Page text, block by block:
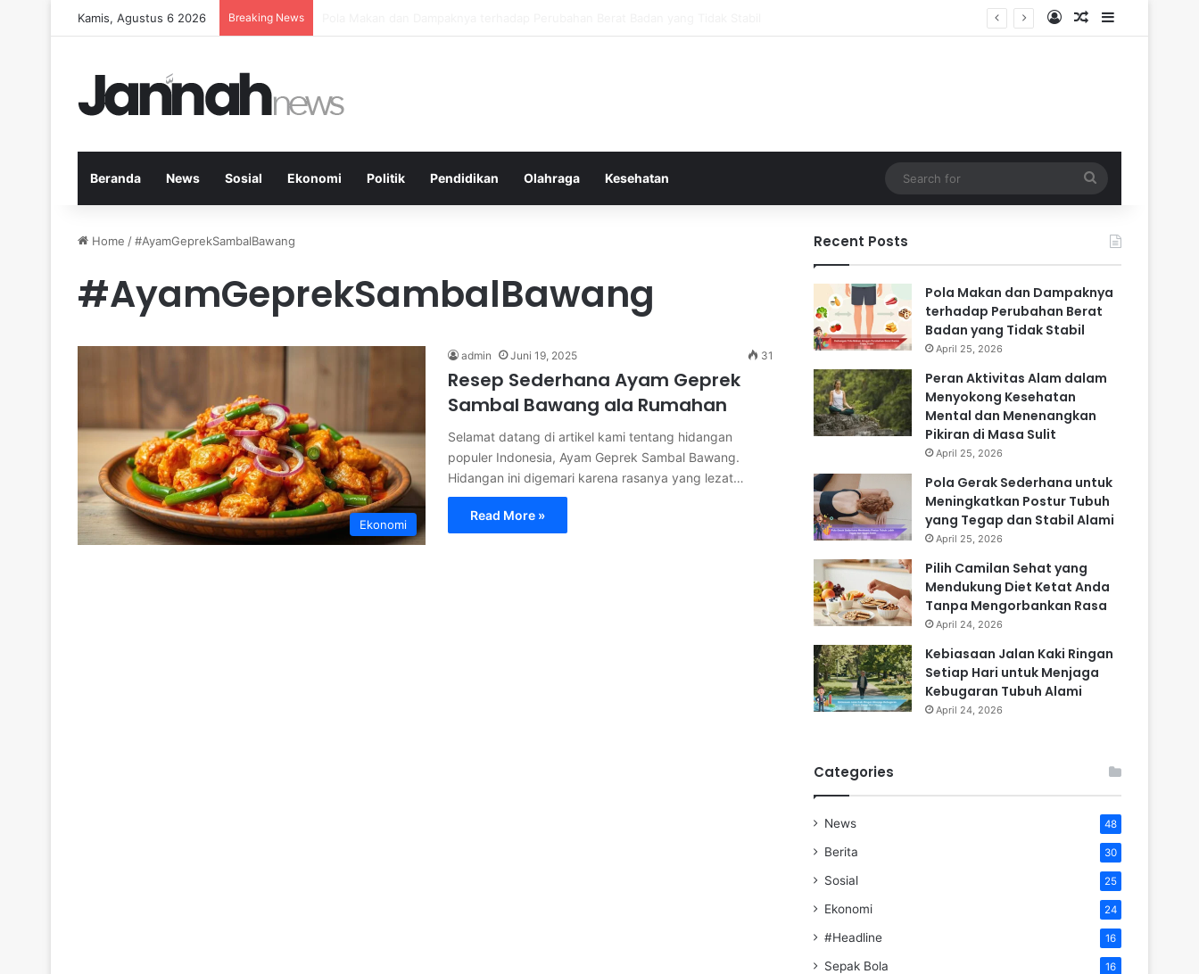
Kamis, Agustus 6 2026 Breaking News Log InRandom Article
Sidebar
Beranda News Sosial Ekonomi Politik Pendidikan Olahraga Kesehatan
for
Home /#AyamGeprekSambalBawang
#AyamGeprekSambalBawang
Ekonomi
admin Juni 19, 2025 31
Resep Sederhana Ayam Geprek
Sambal Bawang ala Rumahan
Selamat datang di artikel kami tentang hidangan
populer Indonesia, Ayam Geprek Sambal Bawang.
Hidangan ini digemari karena rasanya yang lezat…
Read More »
Recent Posts
Pola Makan dan Dampaknya
terhadap Perubahan Berat
Badan yang Tidak Stabil
April 25, 2026
Peran Aktivitas Alam dalam
Menyokong Kesehatan
Mental dan Menenangkan
Pikiran di Masa Sulit
April 25, 2026
Pola Gerak Sederhana untuk
Meningkatkan Postur Tubuh
yang Tegap dan Stabil Alami
April 25, 2026
Pilih Camilan Sehat yang
Mendukung Diet Ketat Anda
Tanpa Mengorbankan Rasa
April 24, 2026
Kebiasaan Jalan Kaki Ringan
Setiap Hari untuk Menjaga
Kebugaran Tubuh Alami
April 24, 2026
Categories
News 48
Berita 30
Sosial 25
Ekonomi 24
#Headline 16
Sepak Bola 16